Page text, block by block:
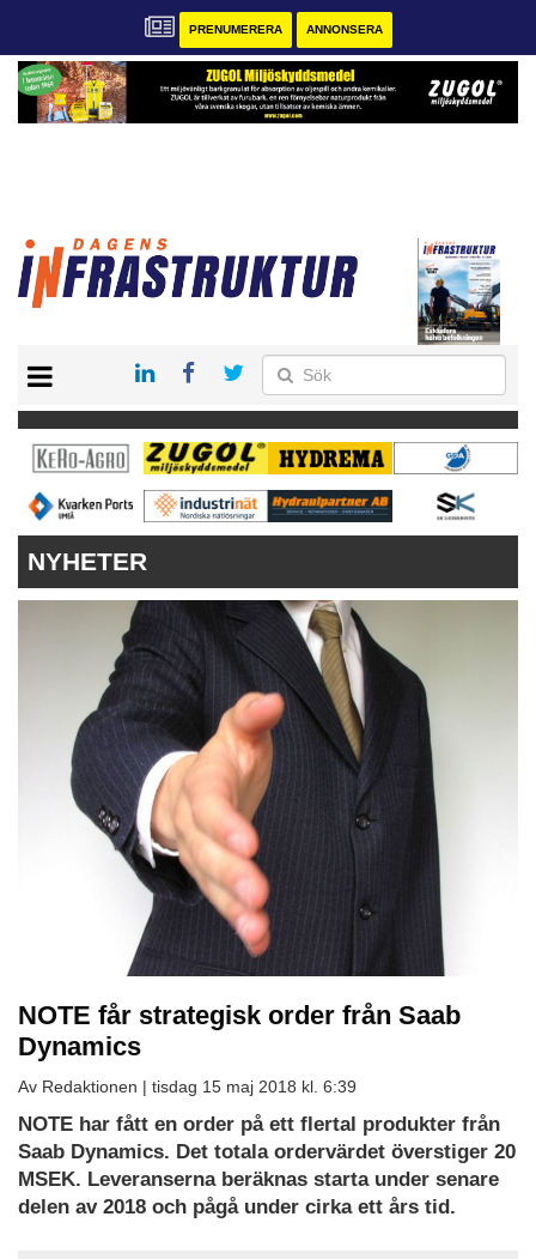
PRENUMERERA ANNONSERA
KONTAKT
VÅRA ANDRA MAGASIN
PRENUMERERA
ANNONSERA
NYHETER
NOTE får strategisk order från Saab
Dynamics
Av Redaktionen | tisdag 15 maj 2018 kl. 6:39
NOTE har fått en order på ett flertal produkter från
Saab Dynamics. Det totala ordervärdet överstiger 20
MSEK. Leveranserna beräknas starta under senare
delen av 2018 och pågå under cirka ett års tid.